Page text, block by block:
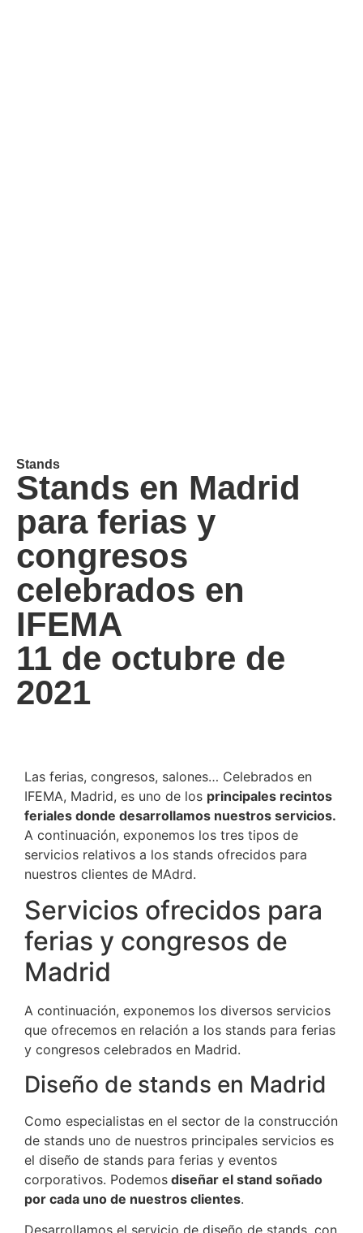
Stands
Stands en Madrid
para ferias y
congresos
celebrados en
IFEMA
11 de octubre de
2021
Las ferias, congresos, salones… Celebrados en
IFEMA, Madrid, es uno de los principales recintos
feriales donde desarrollamos nuestros servicios.
A continuación, exponemos los tres tipos de
servicios relativos a los stands ofrecidos para
nuestros clientes de MAdrd.
Servicios ofrecidos para
ferias y congresos de
Madrid
A continuación, exponemos los diversos servicios
que ofrecemos en relación a los stands para ferias
y congresos celebrados en Madrid.
Diseño de stands en Madrid
Como especialistas en el sector de la construcción
de stands uno de nuestros principales servicios es
el diseño de stands para ferias y eventos
corporativos. Podemos diseñar el stand soñado
por cada uno de nuestros clientes.